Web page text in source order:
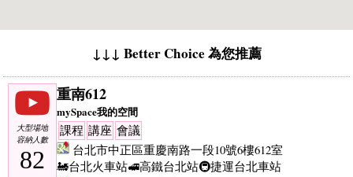
↓↓↓ Better Choice 為您推薦
大型場地
容納人數
82
重南612
mySpace我的空間
課程 講座 會議
台北市中正區重慶南路一段10號6樓612室
🚂台北火車站🚅高鐵台北站🚇捷運台北車站